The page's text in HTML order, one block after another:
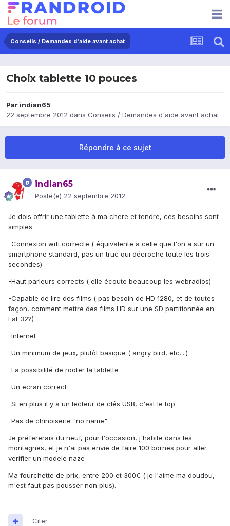
Conseils / Demandes d'aide avant achat
Choix tablette 10 pouces
Par indian65
22 septembre 2012 dans Conseils / Demandes d'aide avant achat
Répondre à ce sujet
indian65
Posté(e) 22 septembre 2012
Je dois offrir une tablette à ma chere et tendre, ces besoins sont
simples
-Connexion wifi correcte ( équivalente a celle que l'on a sur un
smartphone standard, pas un truc qui décroche toute les trois
secondes)
-Haut parleurs corrects ( elle écoute beaucoup les webradios)
-Capable de lire des films ( pas besoin de HD 1280, et de toutes
façon, comment mettre des films HD sur une SD partitionnée en
Fat 32?)
-Internet
-Un minimum de jeux, plutôt basique ( angry bird, etc....)
-La possibilité de rooter la tablette
-Un ecran correct
-Si en plus il y a un lecteur de clés USB, c'est le top
-Pas de chinoiserie "no name"
Je préfererais du neuf, pour l'occasion, j'habite dans les
montagnes, et je n'ai pas envie de faire 100 bornes pour aller
verifier un modele naze
Ma fourchette de prix, entre 200 et 300€ ( je l'aime ma doudou,
m'est faut pas pousser non plus).
Citer